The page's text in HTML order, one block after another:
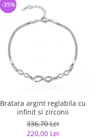
Bratara argint reglabila cu
infinit si zirconii
336,70 Lei
220,00 Lei
-35%